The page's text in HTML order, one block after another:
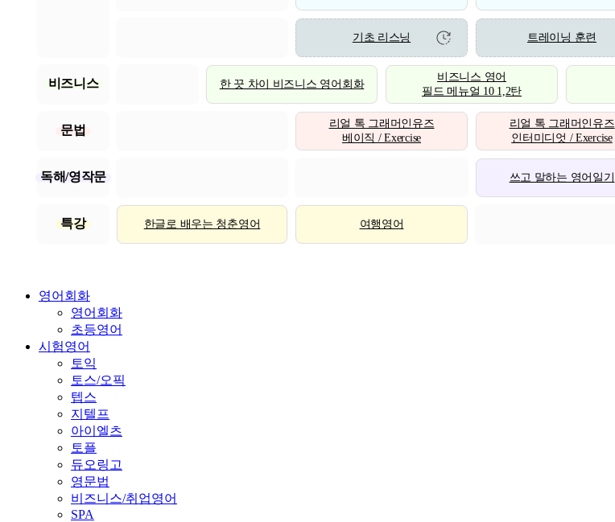
기초 리스닝 트레이닝 훈련
비즈니스 한 끗 차이 비즈니스 영어회화
비즈니스 영어
필드 메뉴얼 10 1,2탄
문법
리얼 톡 그래머인유즈
베이직 / Exercise
리얼 톡 그래머인유즈
인터미디엇 / Exercise
독해/영작문 쓰고 말하는 영어일기
특강 한글로 배우는 청춘영어 여행영어
영어회화
영어회화
초등영어
시험영어
토익
토스/오픽
텝스
지텔프
아이엘츠
토플
듀오링고
영문법
비즈니스/취업영어
SPA